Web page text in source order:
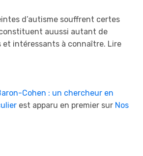
d’autisme souffrent certes
auussi autant de
et intéressants à connaître. Lire
Cohen : un chercheur en
est apparu en premier sur Nos